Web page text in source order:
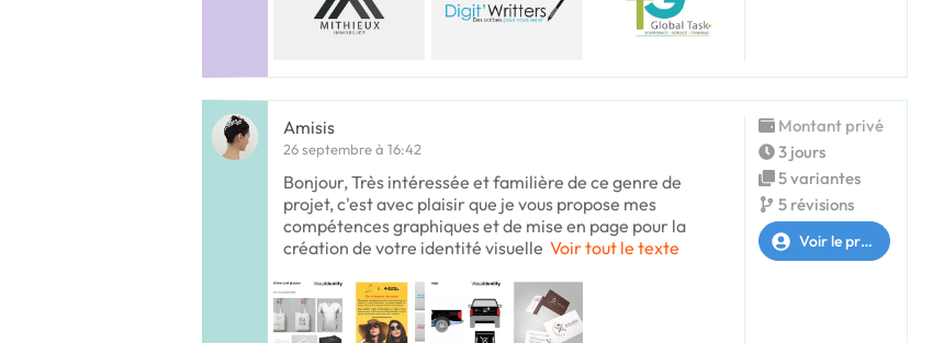
Amisis
26 septembre à 16:42
Bonjour, Très intéressée et familière de ce genre de
projet, c'est avec plaisir que je vous propose mes
compétences graphiques et de mise en page pour la
création de votre identité visuelle Voir tout le texte
Montant privé
3 jours
5 variantes
5 révisions
Voir le profil